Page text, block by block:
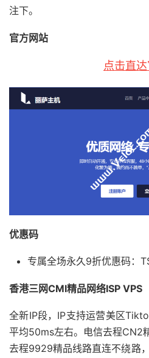
注下。
官方网站
点击直
优惠码
专属全场永久9折优惠码：
香港三网CMI精品网络ISP VPS
全新IP段，IP支持运营美区
平均50ms左右。电信去程CN2
去程9929精品线路直连不绕路